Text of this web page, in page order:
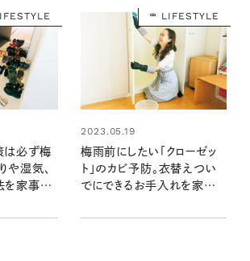
は必ず梅
や湿気、
を家事プ
LIFESTYLE
2023.05.19
梅雨前にしたい「クローゼッ
ト」のカビ予防。衣替えつい
でにできるお手入れを家事